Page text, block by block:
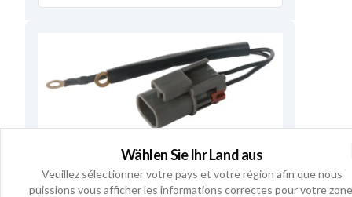
F032234347 - Bouchon
Numéros de référence234347
Wählen Sie Ihr Land aus
Veuillez sélectionner votre pays et votre région afin que nous
puissions vous afficher les informations correctes pour votre